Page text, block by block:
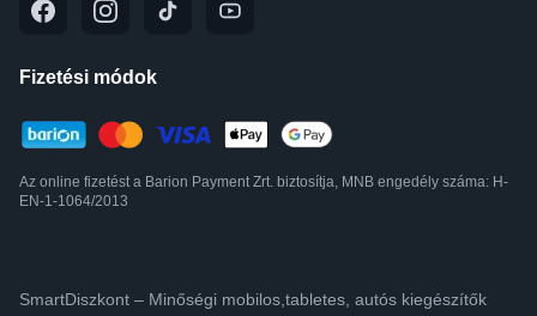
Fizetési módok
Az online fizetést a Barion Payment Zrt. biztosítja, MNB engedély száma: H-
EN-1-1064/2013
SmartDiszkont – Minőségi mobilos,tabletes, autós kiegészítők